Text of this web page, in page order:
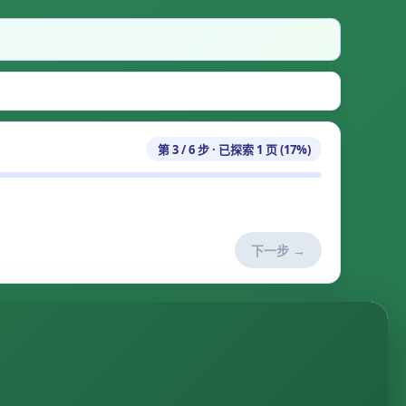
第 3 / 6 步 · 已探索 1 页 (17%)
下一步 →